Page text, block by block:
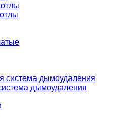
система дымоудаления
дымоудаления